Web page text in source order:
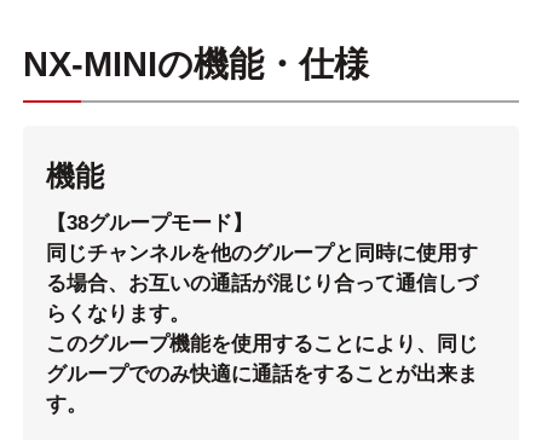
NX-MINIの機能・仕様
機能
【38グループモード】
同じチャンネルを他のグループと同時に使用す
る場合、お互いの通話が混じり合って通信しづ
らくなります。
このグループ機能を使用することにより、同じ
グループでのみ快適に通話をすることが出来ま
す。